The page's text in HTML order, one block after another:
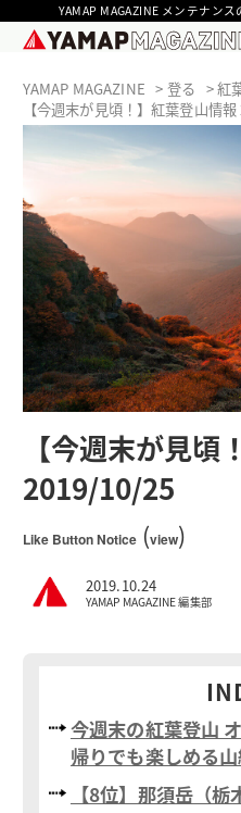
YAMAP MAGAZINE メンテナン
YAMAP MAGAZINE 登る
紅
【今週末が見頃！】紅葉登山情
【今週末が見
2019/10/25
Like Button Notice(view)
2019.10.24
YAMAP MAGAZINE 編集部
今週末の紅葉登山
帰りでも楽しめる
【8位】那須岳（栃